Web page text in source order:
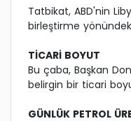
Tatbikat, ABD'nin
birleştirme
TİCARİ BOYUT
Bu çaba, Başkan
belirgin bir ticari
GÜNLÜK PETROL